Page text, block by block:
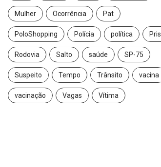
Mulher Ocorrência Pat
PoloShopping Polícia política
Rodovia Salto saúde SP-75
Suspeito Tempo Trânsito vacina
vacinação Vagas Vítima